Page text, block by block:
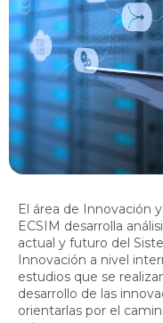
El área de Innovación
ECSIM desarrolla
actual y futuro del
Innovación a nivel
estudios que se
desarrollo de las
orientarlas por el